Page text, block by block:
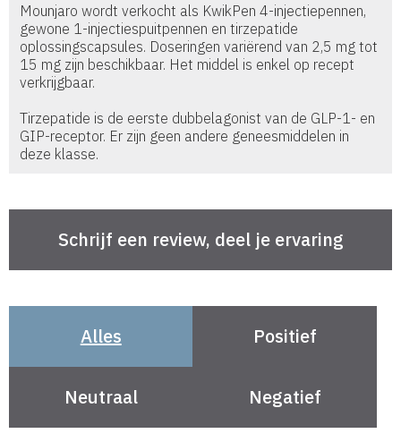
Mounjaro wordt verkocht als KwikPen 4-injectiepennen,
gewone 1-injectiespuitpennen en tirzepatide
oplossingscapsules. Doseringen variërend van 2,5 mg tot
15 mg zijn beschikbaar. Het middel is enkel op recept
verkrijgbaar.
Tirzepatide is de eerste dubbelagonist van de GLP-1- en
GIP-receptor. Er zijn geen andere geneesmiddelen in
deze klasse.
Alles Positief
Neutraal Negatief